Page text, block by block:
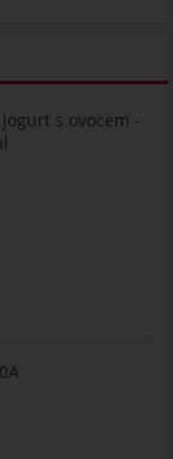
jogurt s ovocem -